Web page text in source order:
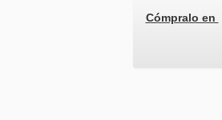
Cómpralo en